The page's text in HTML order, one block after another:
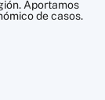
Aportamos
de casos.